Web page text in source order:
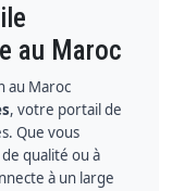
au Maroc
au Maroc
, votre portail de
Que vous
qualité ou à
à un large